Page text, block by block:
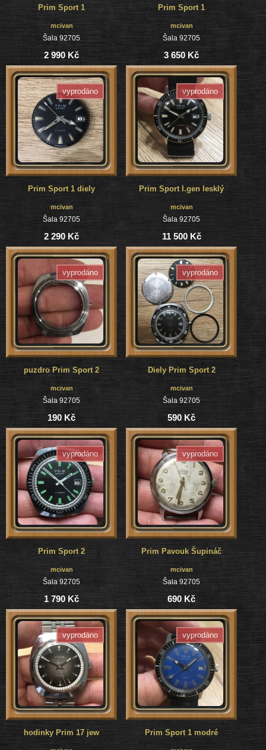
Prim Sport 1
mcivan
Šala 92705
2 990 Kč
Prim Sport 1
mcivan
Šala 92705
3 650 Kč
vyprodáno
Prim Sport 1 diely
mcivan
Šala 92705
2 290 Kč
vyprodáno
Prim Sport I.gen lesklý
mcivan
Šala 92705
11 500 Kč
vyprodáno
puzdro Prim Sport 2
mcivan
Šala 92705
190 Kč
vyprodáno
Diely Prim Sport 2
mcivan
Šala 92705
590 Kč
vyprodáno
Prim Sport 2
mcivan
Šala 92705
1 790 Kč
vyprodáno
Prim Pavouk Šupináč
mcivan
Šala 92705
690 Kč
vyprodáno
hodinky Prim 17 jew
vyprodáno
Prim Sport 1 modré